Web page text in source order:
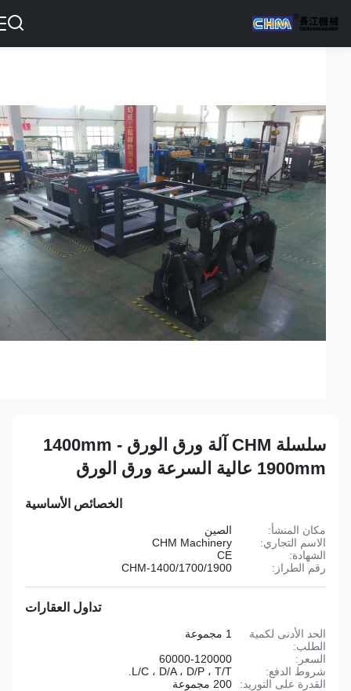
سلسلة CHM آلة ورق الورق 1400mm -
1900mm عالية السرعة ورق الورق
الخصائص الأساسية
مكان المنشأ:
الصين
الاسم التجاري:
CHM Machinery
الشهادة:
رقم الطراز:
CHM-1400/1700/1900
تداول العقارات
الحد الأدنى لكمية
الطلب:
1 مجموعة
السعر:
60000-120000
شروط الدفع:
L/C ، D/A ، D/P ، T/T.
القدرة على التوريد:
200 مجموعة